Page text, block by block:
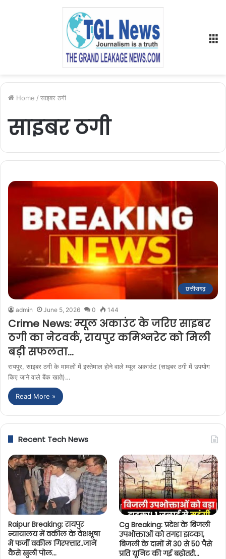
Home / साइबर ठगी
साइबर ठगी
छत्तीसगढ़
admin June 5, 2026 0 144
Crime News: म्यूल अकाउंट के जरिए साइबर
ठगी का नेटवर्क, रायपुर कमिश्नरेट को मिली
बड़ी सफलता…
रायपुर, साइबर ठगी के मामलों में इस्तेमाल होने वाले म्यूल अकाउंट (साइबर ठगी में उपयोग
किए जाने वाले बैंक खाते)…
Read More »
Recent Tech News
Raipur Breaking: रायपुर
न्यायालय में वकील के वेशभूषा
में फर्जी वकील गिरफ्तार..जानें
कैसे खुली पोल…
Cg Breaking: प्रदेश के बिजली
उपभोक्ताओं को तगड़ा झटका,
बिजली के दामों में 30 से 50 पैसे
प्रति यूनिट की गई बढ़ोतरी…